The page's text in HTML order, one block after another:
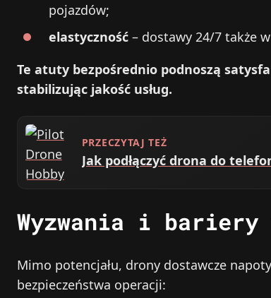
pojazdów;
elastyczność – dostawy 24/7 także
Te atuty bezpośrednio podnoszą
stabilizując jakość usług.
PRZECZYTAJ TEŻ
Jak podłączyć drona do
Wyzwania i bariery
Mimo potencjału, drony dostawcze
bezpieczeństwa operacji: